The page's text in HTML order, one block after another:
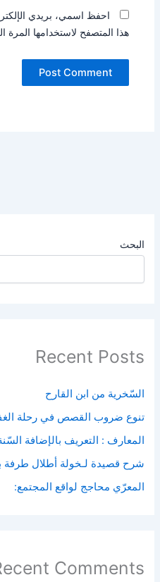
البحث
Recent Posts
السّخرية من ابن القارح
تنوع ضروب القصص في رحلة
المعارف : التعريف بالإضافة
شرح قصيدة لـخولة أطلال طرفة
المعرّي محاجج لواقع المجتمع:
Comments
احفظ اسمي، بريدي
هذا المتصفح لاستخدامها المرة